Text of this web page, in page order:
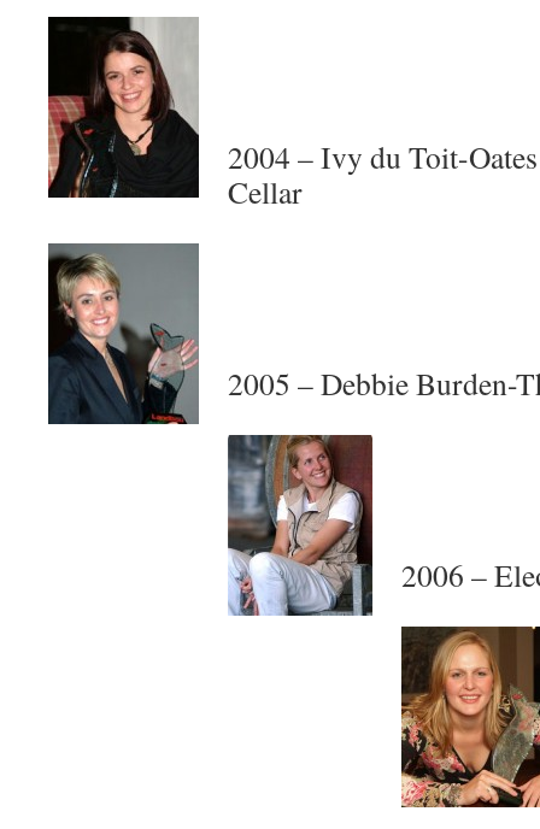
2004 – Ivy du Toit-
Cellar
2005 – Debbie Burden-
2006 –